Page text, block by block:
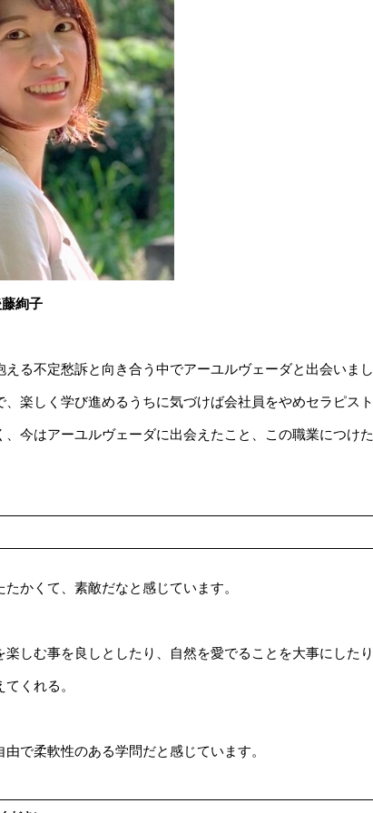
絢子
る不定愁訴と向き合う中でアーユルヴェーダと出会いまし
楽しく学び進めるうちに気づけば会社員をやめセラピス
今はアーユルヴェーダに出会えたこと、この職業につけ
かくて、素敵だなと感じています。
しむ事を良しとしたり、自然を愛でることを大事にした
くれる。
で柔軟性のある学問だと感じています。